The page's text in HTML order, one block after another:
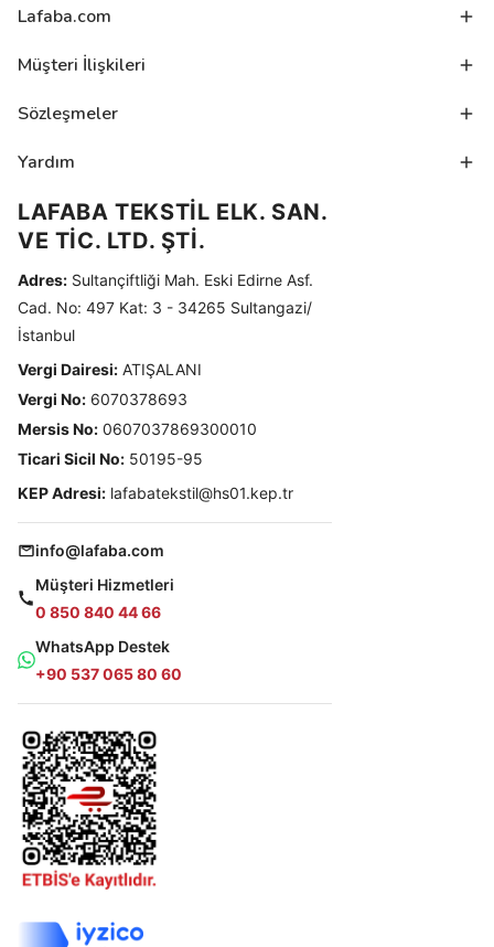
Lafaba.com
Müşteri İlişkileri
Sözleşmeler
Yardım
LAFABA TEKSTİL ELK. SAN.
VE TİC. LTD. ŞTİ.
Adres: Sultançiftliği Mah. Eski Edirne Asf.
Cad. No: 497 Kat: 3 - 34265 Sultangazi/
İstanbul
Vergi Dairesi: ATIŞALANI
Vergi No: 6070378693
Mersis No: 0607037869300010
Ticari Sicil No: 50195-95
KEP Adresi: lafabatekstil@hs01.kep.tr
info@lafaba.com
Müşteri Hizmetleri
0 850 840 44 66
WhatsApp Destek
+90 537 065 80 60